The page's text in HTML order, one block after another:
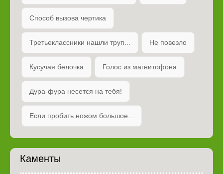
Способ вызова чертика
Третьеклассники нашли труп... Не повезло
Кусучая белочка Голос из магнитофона
Дура-фура несется на тебя!
Если пробить ножом большое...
Каменты